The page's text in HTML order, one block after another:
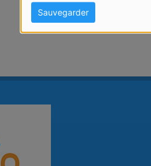
Sauvegarder